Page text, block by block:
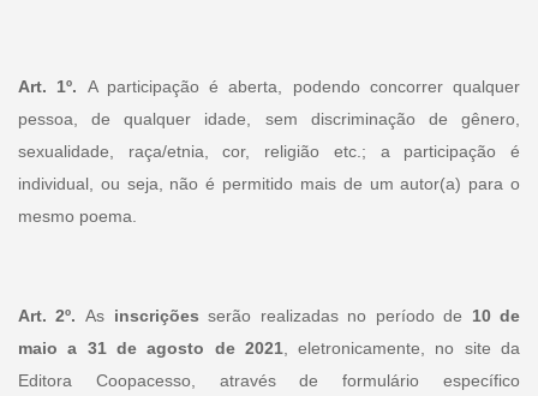
Art. 1º. A participação é aberta, podendo concorrer qualquer
pessoa, de qualquer idade, sem discriminação de gênero,
sexualidade, raça/etnia, cor, religião etc.; a participação é
individual, ou seja, não é permitido mais de um autor(a) para o
mesmo poema.
Art. 2º. As inscrições serão realizadas no período de 10 de
maio a 31 de agosto de 2021, eletronicamente, no site da
Editora Coopacesso, através de formulário específico